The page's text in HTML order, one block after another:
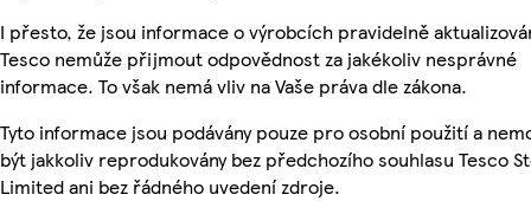
I přesto, že jsou informace o výrobcích pravidelně
Tesco nemůže přijmout odpovědnost za jakékoliv nesprávné
informace. To však nemá vliv na Vaše práva dle zákona.
Tyto informace jsou podávány pouze pro osobní použití a
být jakkoliv reprodukovány bez předchozího souhlasu Tesco
Limited ani bez řádného uvedení zdroje.